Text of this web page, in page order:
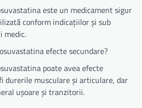
este un medicament sigur
conform indicațiilor și sub
medic.
efecte secundare?
poate avea efecte
durerile musculare și articulare, dar
ușoare și tranzitorii.